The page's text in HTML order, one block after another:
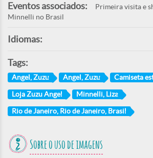
Eventos associados:
Primeira visita e
Minnelli no Brasil
Idiomas:
Tags:
Angel, Zuzu Angel, Zuzu Camiseta
Loja Zuzu Angel Minnelli, Liza
Rio de Janeiro, Rio de Janeiro, Brasil
Sobre o uso de imagens